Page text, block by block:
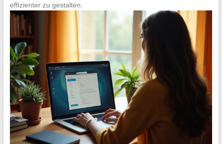
effizienter zu gestalten.